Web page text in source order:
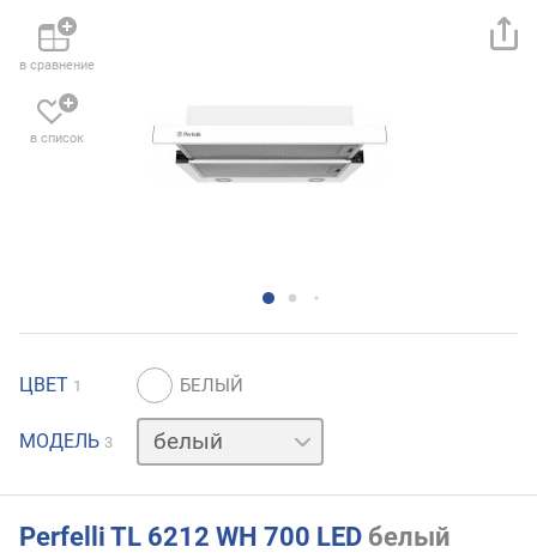
в сравнение
в список
ЦВЕТ 1
МОДЕЛЬ 3
нержавейка
черный
Perfelli TL 6212 WH 700 LED белый